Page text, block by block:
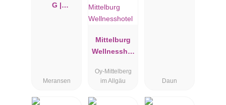
G |
Meransen
Mittelburg
Wellnesshot
Oy-Mittelberg
im Allgäu
Daun